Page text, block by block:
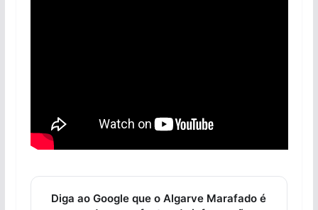
Diga ao Google que o Algarve Marafado é